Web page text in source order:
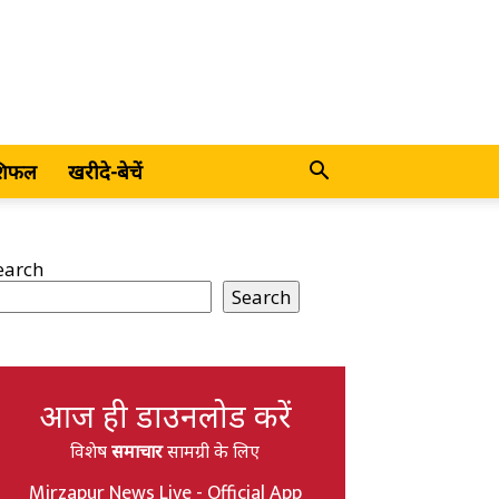
खरीदे-बेचें
Search
आज ही डाउनलोड करें
विशेषसमाचारसामग्री के लिए